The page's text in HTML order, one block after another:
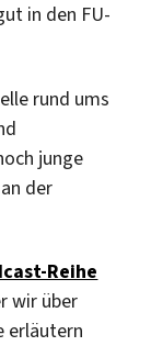
in den FU-
rund ums
junge
der
Reihe
wir über
erläutern